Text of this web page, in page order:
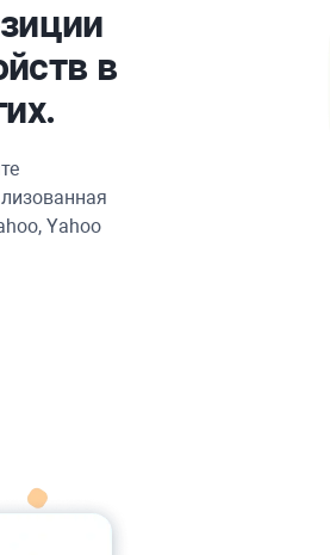
в
Yahoo